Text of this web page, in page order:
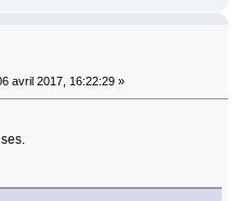
avril 2017, 16:22:29 »